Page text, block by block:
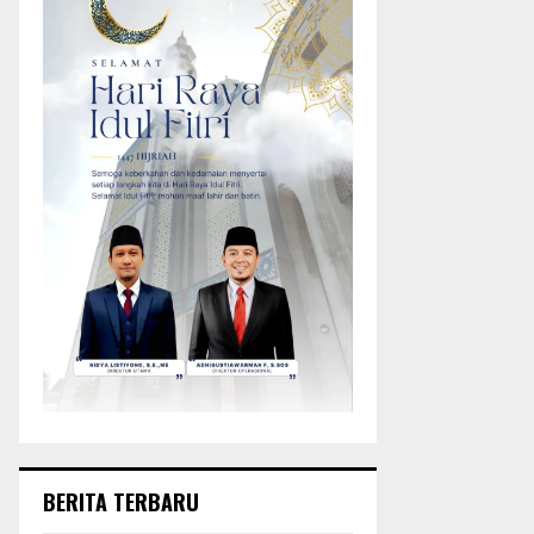
BERITA TERBARU